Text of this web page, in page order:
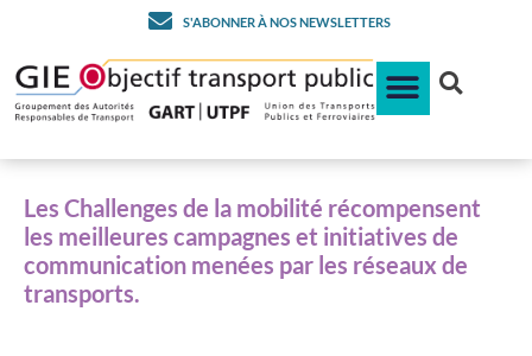
S'ABONNER À NOS NEWSLETTERS
Les Challenges 2025, c’est
parti !
Les Challenges de la mobilité récompensent
les meilleures campagnes et initiatives de
communication menées par les réseaux de
transports.